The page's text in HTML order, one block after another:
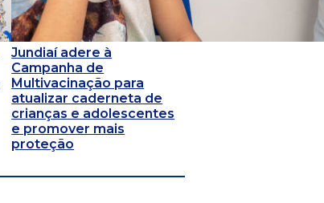
Jundiaí adere à
Campanha de
Multivacinação para
atualizar caderneta de
crianças e adolescentes
e promover mais
proteção